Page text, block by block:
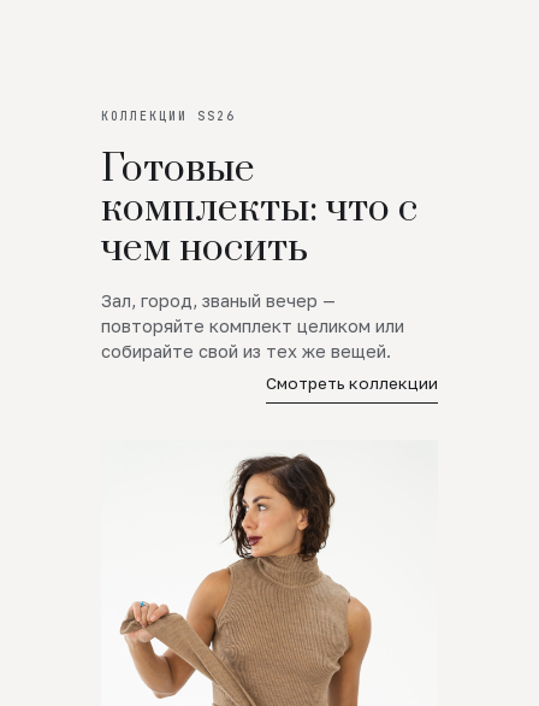
КОЛЛЕКЦИИ SS26
Готовые
комплекты: что с
чем носить
Зал, город, званый вечер —
повторяйте комплект целиком или
собирайте свой из тех же вещей.
Смотреть коллекции